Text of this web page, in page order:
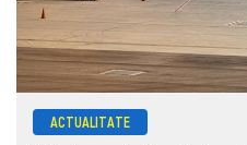
ACTUALITATE